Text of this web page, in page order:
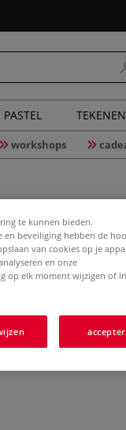
PASTEL TEKENEN
workshops
Pattex
te kunnen bieden.
en beveiliging hebben de
van cookies op je
en onze
op elk moment wijzigen of